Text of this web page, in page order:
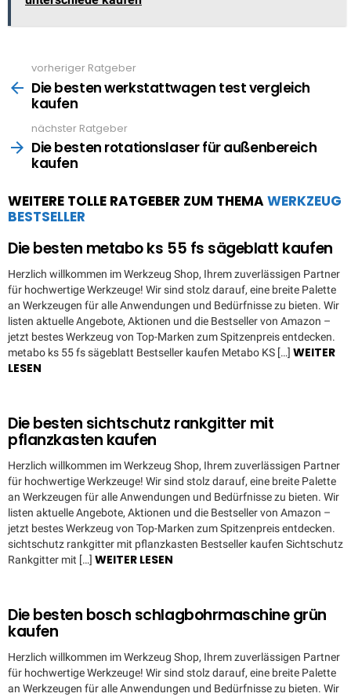
more
vorheriger Ratgeber
Die besten werkstattwagen test vergleich
kaufen
nächster Ratgeber
Die besten rotationslaser für außenbereich
kaufen
WEITERE TOLLE RATGEBER ZUM THEMAWERKZEUG
BESTSELLER
Die besten metabo ks 55 fs sägeblatt kaufen
Herzlich willkommen im Werkzeug Shop, Ihrem zuverlässigen Partner
für hochwertige Werkzeuge! Wir sind stolz darauf, eine breite Palette
an Werkzeugen für alle Anwendungen und Bedürfnisse zu bieten. Wir
listen aktuelle Angebote, Aktionen und die Bestseller von Amazon –
jetzt bestes Werkzeug von Top-Marken zum Spitzenpreis entdecken.
metabo ks 55 fs sägeblatt Bestseller kaufen Metabo KS […] WEITER
LESEN
Die besten sichtschutz rankgitter mit
pflanzkasten kaufen
Herzlich willkommen im Werkzeug Shop, Ihrem zuverlässigen Partner
für hochwertige Werkzeuge! Wir sind stolz darauf, eine breite Palette
an Werkzeugen für alle Anwendungen und Bedürfnisse zu bieten. Wir
listen aktuelle Angebote, Aktionen und die Bestseller von Amazon –
jetzt bestes Werkzeug von Top-Marken zum Spitzenpreis entdecken.
sichtschutz rankgitter mit pflanzkasten Bestseller kaufen Sichtschutz
Rankgitter mit […] WEITER LESEN
Die besten bosch schlagbohrmaschine grün
kaufen
Herzlich willkommen im Werkzeug Shop, Ihrem zuverlässigen Partner
für hochwertige Werkzeuge! Wir sind stolz darauf, eine breite Palette
an Werkzeugen für alle Anwendungen und Bedürfnisse zu bieten. Wir